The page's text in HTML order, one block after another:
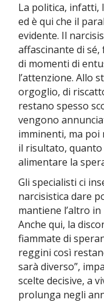
La politica,
ed è qui che il
evidente. Il
affascinante di
di momenti di
l’attenzione. Allo
orgoglio, di
restano spesso
vengono
imminenti, ma poi
il risultato, quanto
alimentare la
Gli specialisti ci
narcisistica dare
mantiene l’altro
Anche qui, la
fiammate di
reggini così
sarà diverso”,
scelte decisive, a
prolunga negli